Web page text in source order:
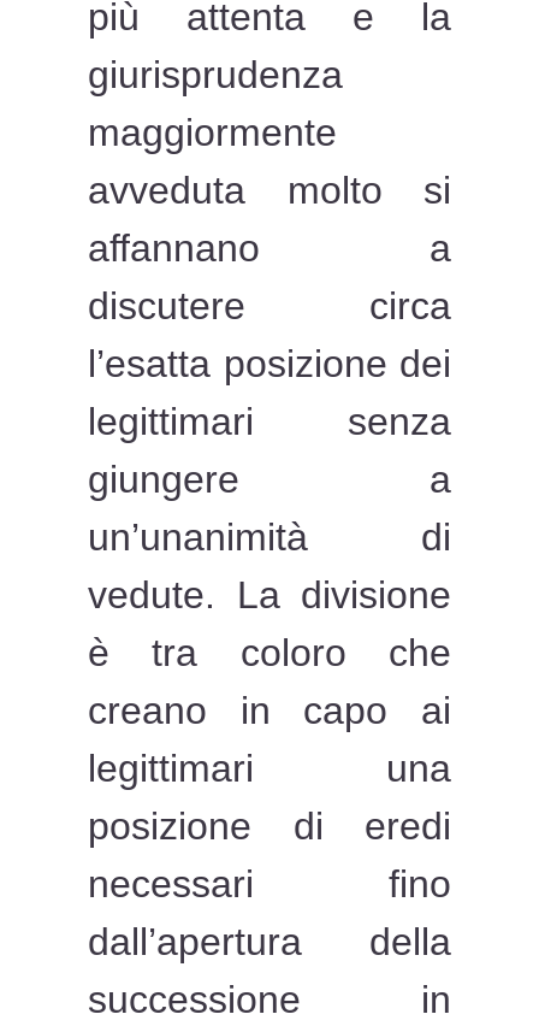
più attenta e la
giurisprudenza
maggiormente
avveduta molto si
affannano a
discutere circa
l’esatta posizione dei
legittimari senza
giungere a
un’unanimità di
vedute. La divisione
è tra coloro che
creano in capo ai
legittimari una
posizione di eredi
necessari fino
dall’apertura della
successione in